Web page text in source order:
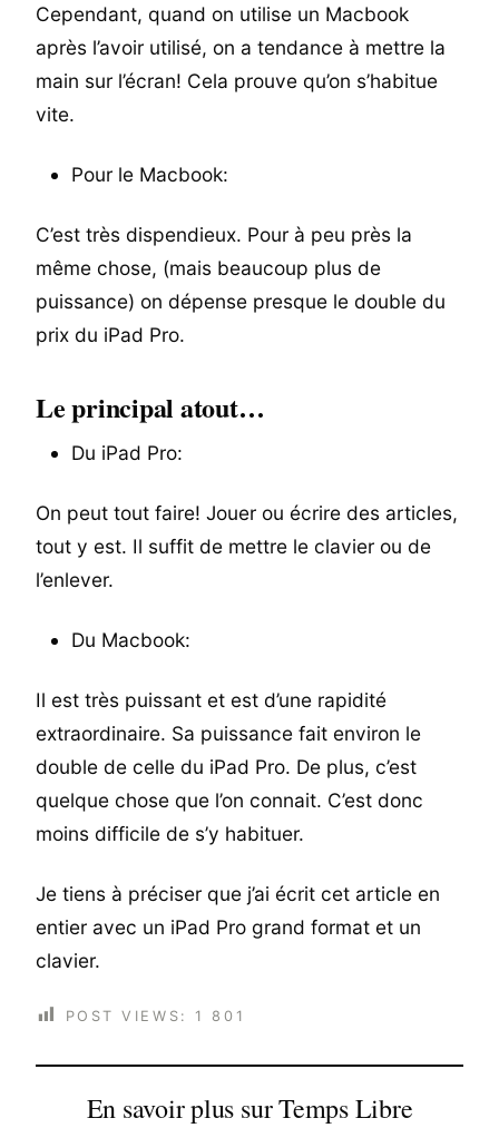
Cependant, quand on utilise un Macbook
après l’avoir utilisé, on a tendance à mettre la
main sur l’écran! Cela prouve qu’on s’habitue
vite.
Pour le Macbook:
C’est très dispendieux. Pour à peu près la
même chose, (mais beaucoup plus de
puissance) on dépense presque le double du
prix du iPad Pro.
Le principal atout…
Du iPad Pro:
On peut tout faire! Jouer ou écrire des articles,
tout y est. Il suffit de mettre le clavier ou de
l’enlever.
Du Macbook:
Il est très puissant et est d’une rapidité
extraordinaire. Sa puissance fait environ le
double de celle du iPad Pro. De plus, c’est
quelque chose que l’on connait. C’est donc
moins difficile de s’y habituer.
Je tiens à préciser que j’ai écrit cet article en
entier avec un iPad Pro grand format et un
clavier.
POST VIEWS: 1 801
En savoir plus sur Temps Libre